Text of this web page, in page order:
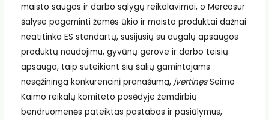
maisto saugos ir darbo sąlygų reikalavimai, o Mercosur
šalyse pagaminti žemės ūkio ir maisto produktai dažnai
neatitinka ES standartų, susijusių su augalų apsaugos
produktų naudojimu, gyvūnų gerove ir darbo teisių
apsauga, taip suteikiant šių šalių gamintojams
nesąžiningą konkurencinį pranašumą,įvertinęsSeimo
Kaimo reikalų komiteto posėdyje žemdirbių
bendruomenės pateiktas pastabas ir pasiūlymus,